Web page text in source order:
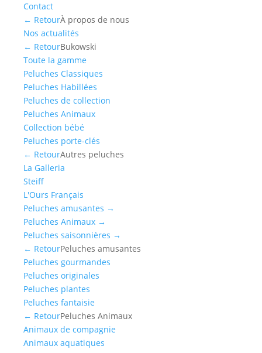
Contact
← RetourÀ propos de nous
Nos actualités
← RetourBukowski
Toute la gamme
Peluches Classiques
Peluches Habillées
Peluches de collection
Peluches Animaux
Collection bébé
Peluches porte-clés
← RetourAutres peluches
La Galleria
Steiff
L'Ours Français
Peluches amusantes →
Peluches Animaux →
Peluches saisonnières →
← RetourPeluches amusantes
Peluches gourmandes
Peluches originales
Peluches plantes
Peluches fantaisie
← RetourPeluches Animaux
Animaux de compagnie
Animaux aquatiques